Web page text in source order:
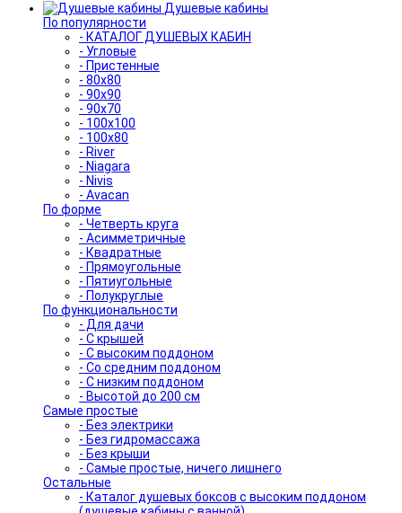
Душевые кабины
По популярности
- КАТАЛОГ ДУШЕВЫХ КАБИН
- Угловые
- Пристенные
- 80x80
- 90x90
- 90x70
- 100x100
- 100x80
- River
- Niagara
- Nivis
- Avacan
По форме
- Четверть круга
- Асимметричные
- Квадратные
- Прямоугольные
- Пятиугольные
- Полукруглые
По функциональности
- Для дачи
- С крышей
- С высоким поддоном
- Со средним поддоном
- С низким поддоном
- Высотой до 200 см
Самые простые
- Без электрики
- Без гидромассажа
- Без крыши
- Самые простые, ничего лишнего
Остальные
- Каталог душевых боксов с высоким поддоном